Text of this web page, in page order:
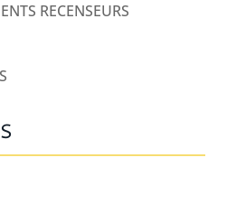
RECENSEURS